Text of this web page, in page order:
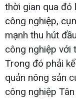
thời gian qua đó
công nghiệp,
mạnh thu hút
công nghiệp với
Trong đó phải
quản nông sản
công nghiệp